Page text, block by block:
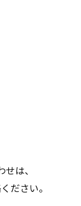
は、
ださい。